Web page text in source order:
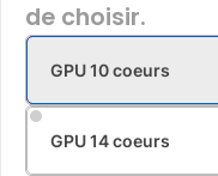
de choisir.
GPU 10 coeurs
GPU 14 coeurs